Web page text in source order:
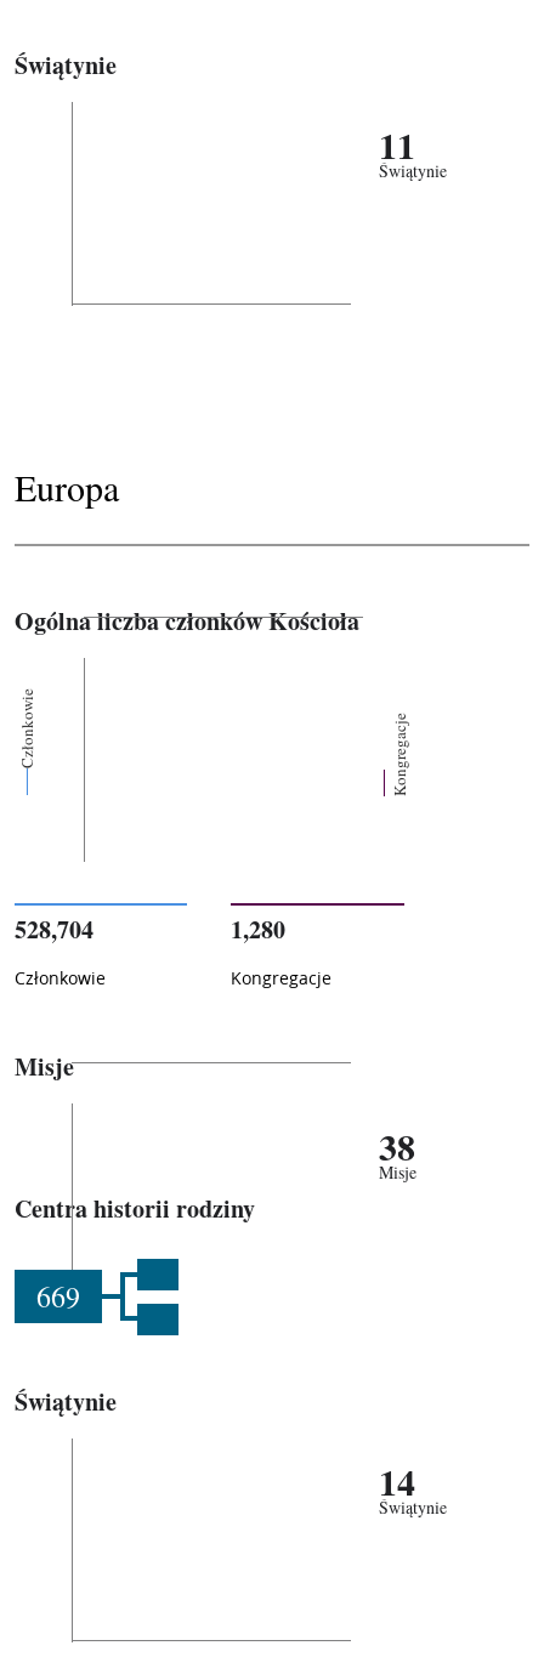
Świątynie
11
Świątynie
Europa
Ogólna liczba członków Kościoła
Członkowie Kongregacje
528,704
Członkowie
1,280
Kongregacje
Misje
38
Misje
Centra historii rodziny
669
Świątynie
14
Świątynie